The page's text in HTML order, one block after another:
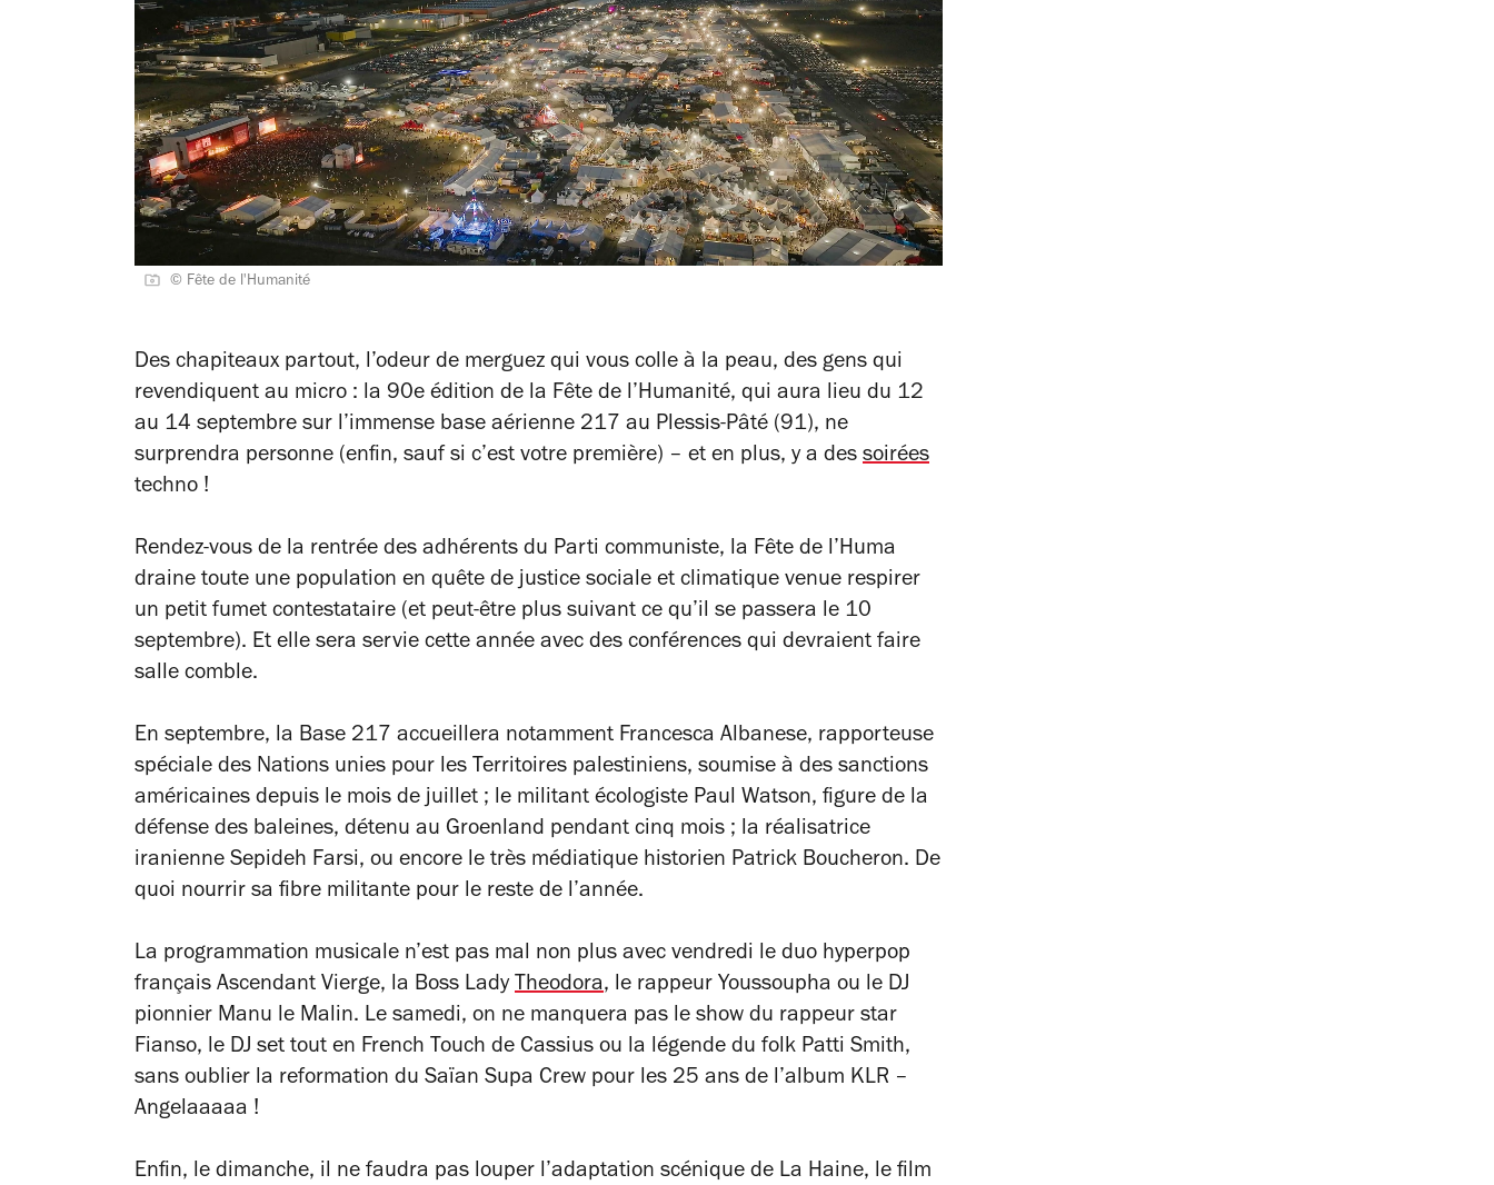
© Fête de l'Humanité
Des chapiteaux partout, l’odeur de merguez qui vous colle à la peau, des gens qui
revendiquent au micro : la 90e édition de la Fête de l’Humanité, qui aura lieu du 12
au 14 septembre sur l’immense base aérienne 217 au Plessis-Pâté (91), ne
surprendra personne (enfin, sauf si c’est votre première) – et en plus, y a des soirées
techno !
Rendez-vous de la rentrée des adhérents du Parti communiste, la Fête de l’Huma
draine toute une population en quête de justice sociale et climatique venue respirer
un petit fumet contestataire (et peut-être plus suivant ce qu’il se passera le 10
septembre). Et elle sera servie cette année avec des conférences qui devraient faire
salle comble.
En septembre, la Base 217 accueillera notamment Francesca Albanese, rapporteuse
spéciale des Nations unies pour les Territoires palestiniens, soumise à des sanctions
américaines depuis le mois de juillet ; le militant écologiste Paul Watson, figure de la
défense des baleines, détenu au Groenland pendant cinq mois ; la réalisatrice
iranienne Sepideh Farsi, ou encore le très médiatique historien Patrick Boucheron. De
quoi nourrir sa fibre militante pour le reste de l’année.
La programmation musicale n’est pas mal non plus avec vendredi le duo hyperpop
français Ascendant Vierge, la Boss Lady Theodora, le rappeur Youssoupha ou le DJ
pionnier Manu le Malin. Le samedi, on ne manquera pas le show du rappeur star
Fianso, le DJ set tout en French Touch de Cassius ou la légende du folk Patti Smith,
sans oublier la reformation du Saïan Supa Crew pour les 25 ans de l’album KLR –
Angelaaaaa !
Enfin, le dimanche, il ne faudra pas louper l’adaptation scénique de La Haine, le film